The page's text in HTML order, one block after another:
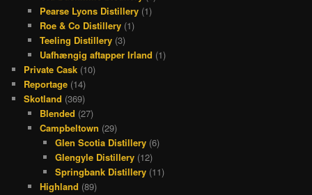
Pearse Lyons Distillery(1)
Roe & Co Distillery(1)
Teeling Distillery(3)
Uafhængig aftapper Irland (1)
Private Cask (10)
Reportage (14)
Skotland (369)
Blended (27)
Campbeltown (29)
Glen Scotia Distillery (6)
Glengyle Distillery (12)
Springbank Distillery (11)
Highland (89)